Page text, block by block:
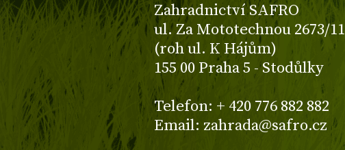
Zahradnictví SAFRO
ul. Za Mototechnou 2673/11
(roh ul. K Hájům)
155 00 Praha 5 - Stodůlky
Telefon: + 420 776 882 882
Email: zahrada@safro.cz